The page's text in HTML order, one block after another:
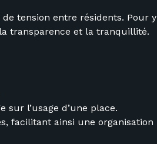
tension entre résidents. Pour y
transparence et la tranquillité.
l’usage d’une place.
facilitant ainsi une organisation